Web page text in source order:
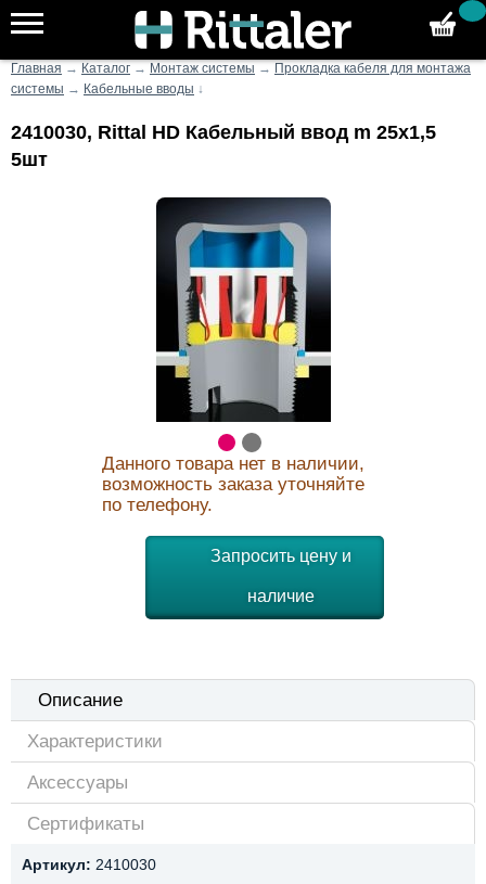
Главная → Каталог → Монтаж системы →
Прокладка кабеля для монтажа
системы → Кабельные вводы ↓
2410030, Rittal HD Кабельный ввод m 25x1,5
5шт
Данного товара нет в наличии,
возможность заказа уточняйте
по телефону.
Запросить цену и
наличие
Описание
Характеристики
Аксессуары
Сертификаты
Артикул: 2410030